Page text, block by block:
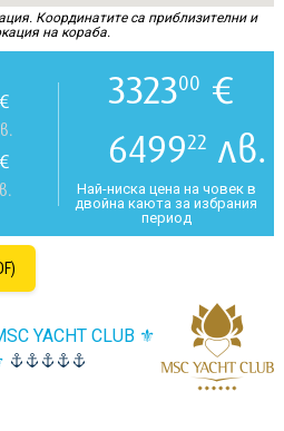
Координатите са приблизителни и
на кораба.
332300 €
649922 лв.
Най-ниска цена на човек в
двойна каюта за избрания
период
YACHT CLUB ⚜